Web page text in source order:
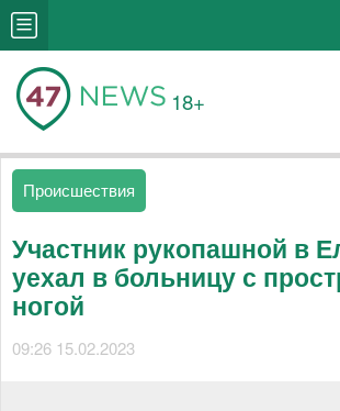
18+
Происшествия
Участник рукопашной в
уехал в больницу с
ногой
09:26 15.02.2023